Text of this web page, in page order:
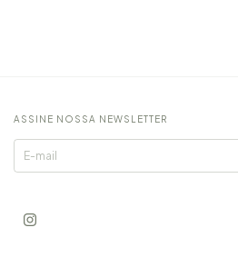
ASSINE NOSSA NEWSLETTER